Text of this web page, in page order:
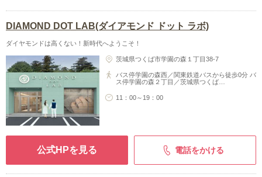
DIAMOND DOT LAB(ダイアモンド ドット ラボ)
ダイヤモンドは高くない！新時代へようこそ！
茨城県つくば市学園の森１丁目38-7
バス停学園の森西／関東鉄道バスから徒歩0分 バ
ス停学園の森２丁目／茨城県つくば…
11：00～19：00
公式HPを見る 電話をかける